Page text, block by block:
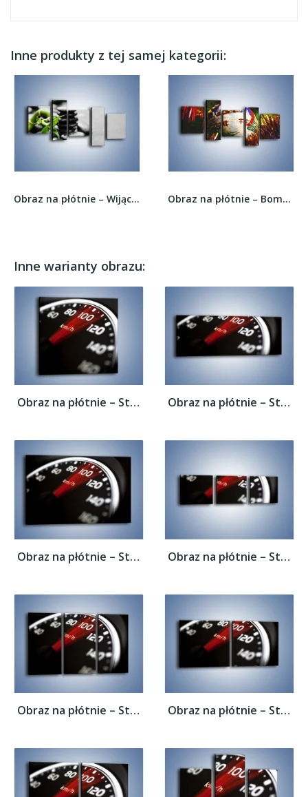
Inne produkty z tej samej kategorii:
Obraz na płótnie – Wijący bambus na kamieniach... Obraz na płótnie – Bombka ręcznie malowana –...
Inne warianty obrazu:
Obraz na płótnie – Sto kilometrów na... Obraz na płótnie – Sto kilometrów na...
Obraz na płótnie – Sto kilometrów na... Obraz na płótnie – Sto kilometrów na...
Obraz na płótnie – Sto kilometrów na... Obraz na płótnie – Sto kilometrów na...